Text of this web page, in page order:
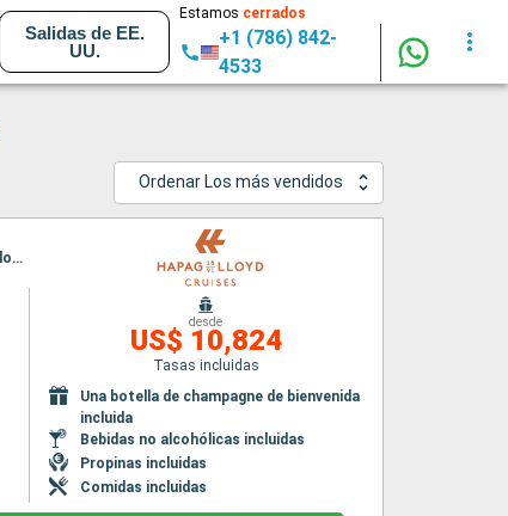
Salidas de EE.
UU.
Estamos cerrados
+1 (786) 842-
4533
Ordenar Los más vendidos
Itinerario : El Pireo Atenas, Nauplie, Mykonos, Delos, Kusadasi, Bozcaada, Estambul, Kavala, Volos, El Pireo Atenas
desde
US$ 10,824
Tasas incluidas
Una botella de champagne de bienvenida
incluida
Bebidas no alcohólicas incluidas
Propinas incluidas
Comidas incluidas